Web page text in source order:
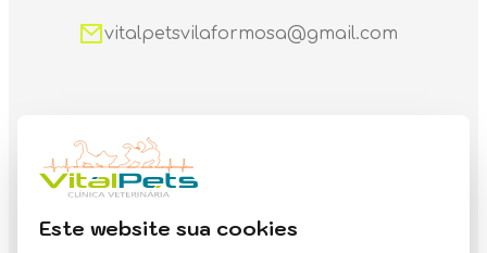
Este website sua cookies
vitalpetsvilaformosa@gmail.com
Horário de funcionamento
PetShop, Banho & Tosa: